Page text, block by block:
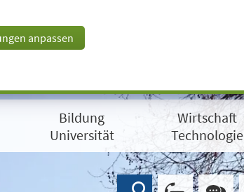
anpassen
Bildung
Universität
Wirtschaft
Technologie